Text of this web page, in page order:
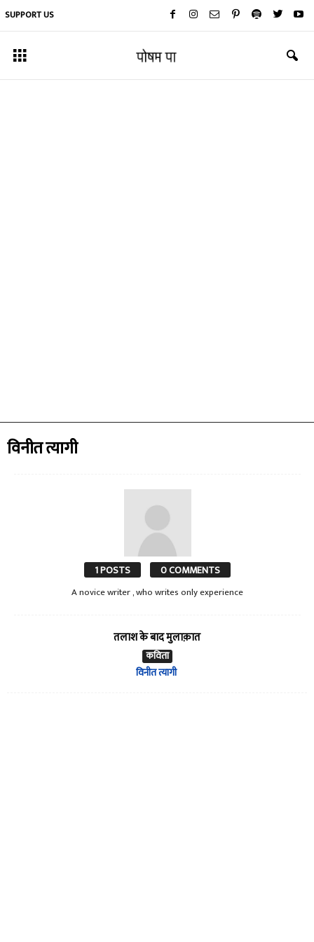
SUPPORT US
विनीत त्यागी
1 POSTS 0 COMMENTS
A novice writer , who writes only experience
तलाश के बाद मुलाक़ात
कविता
विनीत त्यागी